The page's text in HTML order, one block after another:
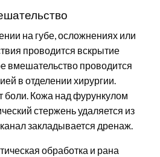
на губе, осложнениях или
проводится вскрытие
вмешательство проводится
в отделении хирургии.
боли. Кожа над фурункулом
стержень удаляется из
закладывается дренаж.
обработка и рана